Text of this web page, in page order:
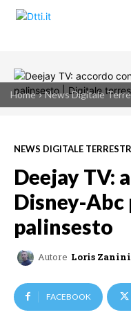
Home News Digitale
NEWS DIGITALE
Deejay TV:
Disney-
palinsesto
Autore Loris Zanini
FACEBOOK